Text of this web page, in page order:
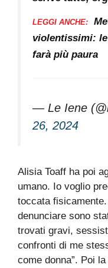
LEGGI ANCHE:
violentissimi:
farà più paura
— Le Iene
26, 2024
Alisia Toaff ha poi
umano. Io voglio
toccata
denunciare sono
trovati gravi,
confronti di me
come donna”. Poi